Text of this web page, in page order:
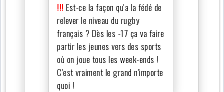
!!! Est-ce la façon qu'a la fédé de
relever le niveau du rugby
français ? Dès les -17 ça va faire
partir les jeunes vers des sports
où on joue tous les week-ends !
C'est vraiment le grand n'importe
quoi !